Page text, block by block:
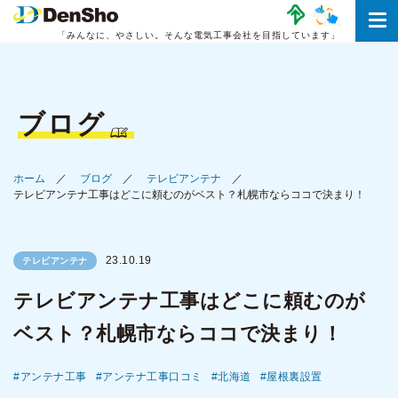
「みんなに、やさしい。 そんな電気工事会社を目指しています」
ブログ
ホーム ブログ
テレビアンテナ
テレビアンテナ工事はどこに頼むのがベスト？札幌市ならココで決まり！
テレビアンテナ 23.10.19
テレビアンテナ工事はどこに頼むのが
ベスト？札幌市ならココで決まり！
アンテナ工事 アンテナ工事口コミ 北海道 屋根裏設置